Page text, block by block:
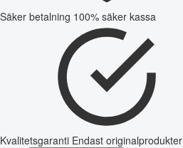
Säker betalning 100% säker kassa
Kvalitetsgaranti Endast originalprodukter